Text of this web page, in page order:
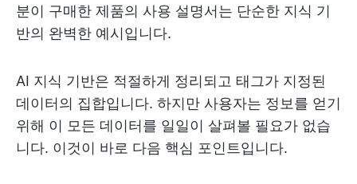
분이 구매한 제품의 사용 설명서는 단순한 지식 기
반의 완벽한 예시입니다.
AI 지식 기반은 적절하게 정리되고 태그가 지정된
데이터의 집합입니다. 하지만 사용자는 정보를 얻기
위해 이 모든 데이터를 일일이 살펴볼 필요가 없습
니다. 이것이 바로 다음 핵심 포인트입니다.